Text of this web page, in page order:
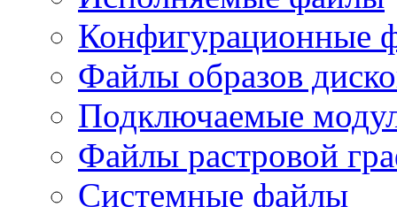
Конфигурационные
Файлы образов
Подключаемые
Файлы растровой
Системные файлы